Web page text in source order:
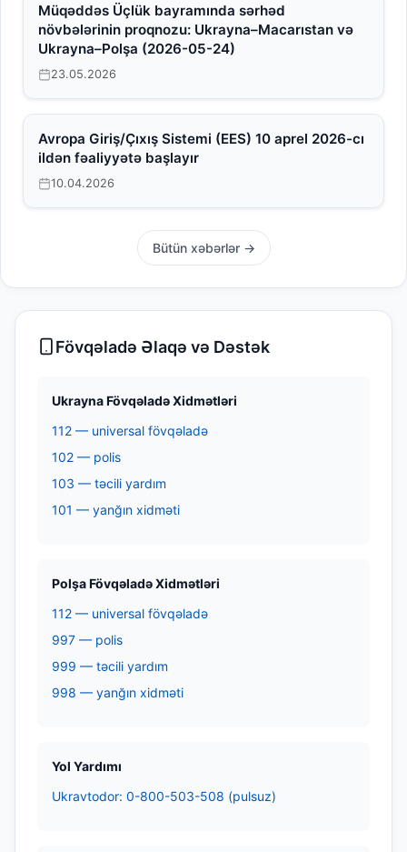
Müqəddəs Üçlük bayramında sərhəd
növbələrinin proqnozu: Ukrayna–Macarıstan və
Ukrayna–Polşa (2026-05-24)
23.05.2026
Avropa Giriş/Çıxış Sistemi (EES) 10 aprel 2026-cı
ildən fəaliyyətə başlayır
10.04.2026
Bütün xəbərlər →
Fövqəladə Əlaqə və Dəstək
Ukrayna Fövqəladə Xidmətləri
112 — universal fövqəladə
102 — polis
103 — təcili yardım
101 — yanğın xidməti
Polşa Fövqəladə Xidmətləri
112 — universal fövqəladə
997 — polis
999 — təcili yardım
998 — yanğın xidməti
Yol Yardımı
Ukravtodor: 0-800-503-508 (pulsuz)